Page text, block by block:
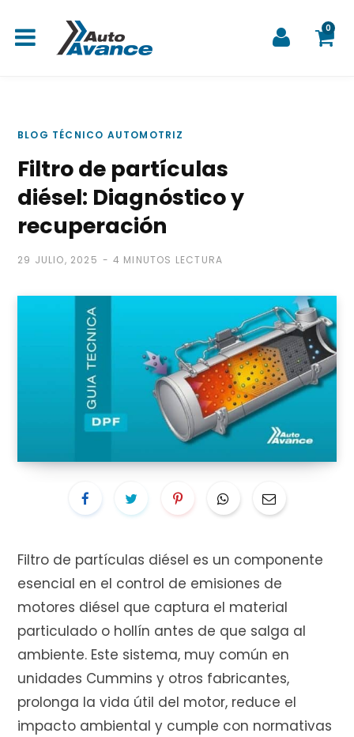
0
r
o
e
BLOG TÉCNICO AUTOMOTRIZ
Filtro de partículas
diésel: Diagnóstico y
recuperación
29 JULIO, 2025 4 MINUTOS LECTURA
Filtro de partículas diésel es un componente
esencial en el control de emisiones de
motores diésel que captura el material
particulado o hollín antes de que salga al
ambiente. Este sistema, muy común en
unidades Cummins y otros fabricantes,
prolonga la vida útil del motor, reduce el
impacto ambiental y cumple con normativas